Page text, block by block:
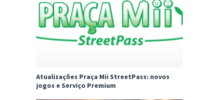
Atualizações Praça Mii StreetPass: novos
jogos e Serviço Premium